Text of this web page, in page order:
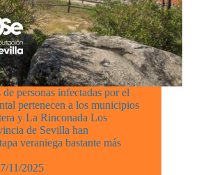
personas infectadas por el
pertenecen a los municipios
y La Rinconada Los
de Sevilla han
veraniega bastante más
11/2025